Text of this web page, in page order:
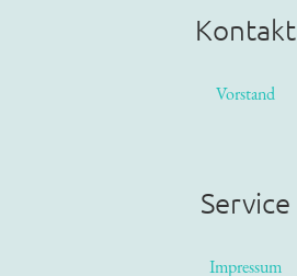
Kontakt
Vorstand
Service
Impressum